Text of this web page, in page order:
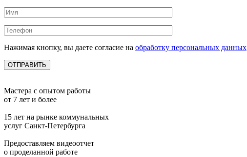
Нажимая кнопку, вы даете согласие на обработку персональных данных
Мастера с опытом работы
от 7 лет и более
15 лет на рынке коммунальных
услуг Санкт-Петербурга
Предоставляем видеоотчет
о проделанной работе